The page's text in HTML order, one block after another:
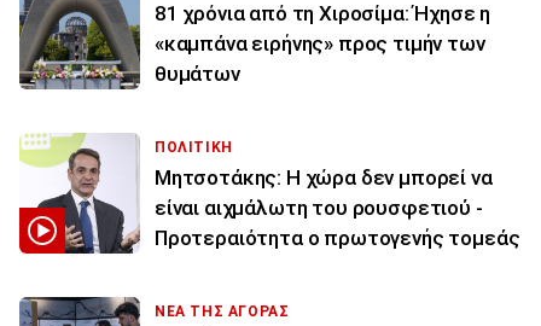
81 χρόνια από τη Χιροσίμα: Ήχησε η
«καμπάνα ειρήνης» προς τιμήν των
θυμάτων
ΠΟΛΙΤΙΚΗ
Μητσοτάκης: Η χώρα δεν μπορεί να
είναι αιχμάλωτη του ρουσφετιού -
Προτεραιότητα ο πρωτογενής τομεάς
ΝΕΑ ΤΗΣ ΑΓΟΡΑΣ